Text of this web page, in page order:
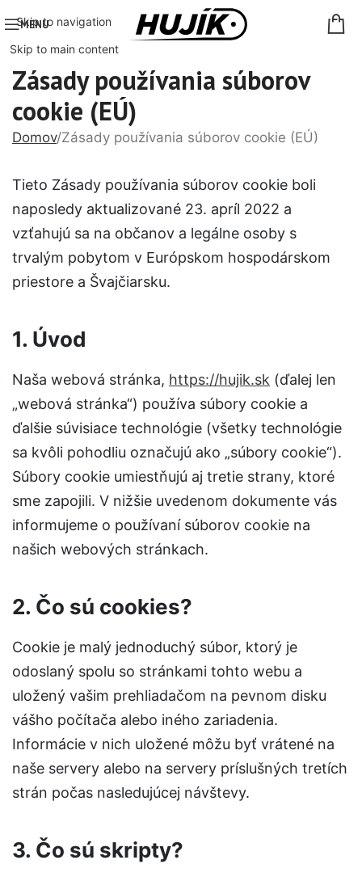
Skip to navigation
Skip to main content
MENU
Zásady používania súborov
cookie (EÚ)
Domov Zásady používania súborov cookie (EÚ)
Tieto Zásady používania súborov cookie boli
naposledy aktualizované 23. apríl 2022 a
vzťahujú sa na občanov a legálne osoby s
trvalým pobytom v Európskom hospodárskom
priestore a Švajčiarsku.
1. Úvod
Naša webová stránka, https://hujik.sk (ďalej len
„webová stránka“) používa súbory cookie a
ďalšie súvisiace technológie (všetky technológie
sa kvôli pohodliu označujú ako „súbory cookie“).
Súbory cookie umiestňujú aj tretie strany, ktoré
sme zapojili. V nižšie uvedenom dokumente vás
informujeme o používaní súborov cookie na
našich webových stránkach.
2. Čo sú cookies?
Cookie je malý jednoduchý súbor, ktorý je
odoslaný spolu so stránkami tohto webu a
uložený vašim prehliadačom na pevnom disku
vášho počítača alebo iného zariadenia.
Informácie v nich uložené môžu byť vrátené na
naše servery alebo na servery príslušných tretích
strán počas nasledujúcej návštevy.
3. Čo sú skripty?